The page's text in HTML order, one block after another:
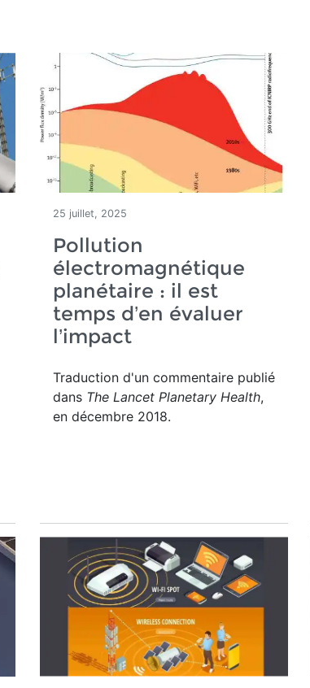
25 juillet, 2025
Pollution
électromagnétique
planétaire : il est
temps d’en évaluer
l’impact
Traduction d'un commentaire publié
dans The Lancet Planetary Health,
en décembre 2018.